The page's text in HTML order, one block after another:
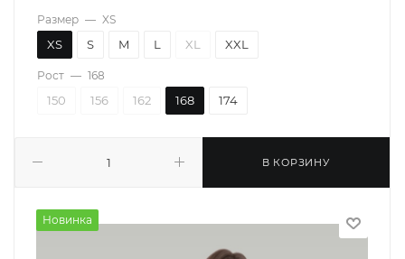
В КОРЗИНУ
Размер — XS
XS S M L XL XXL
Рост — 168
150 156 162 168 174
Новинка